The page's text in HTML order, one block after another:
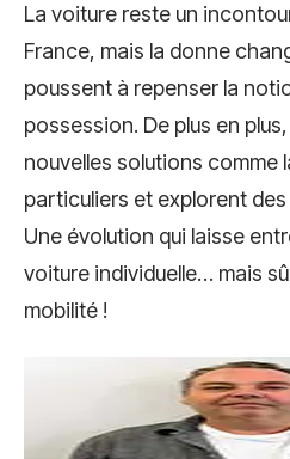
La voiture reste un
France, mais la donne
poussent à repenser la
possession. De plus en
nouvelles solutions comme
particuliers et explorent des
Une évolution qui laisse
voiture individuelle… mais
mobilité !